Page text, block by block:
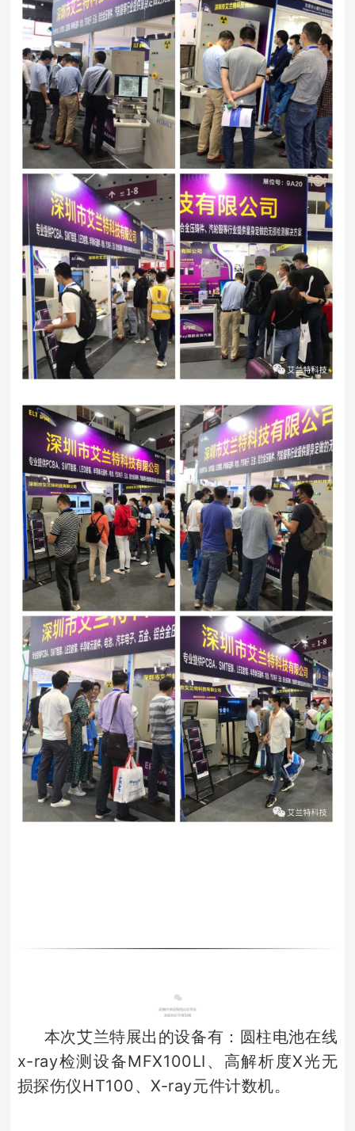
本次艾兰特展出的设备有：圆柱电池在线
x-ray检测设备MFX100LI、高解析度X光无
损探伤仪HT100、X-ray元件计数机。